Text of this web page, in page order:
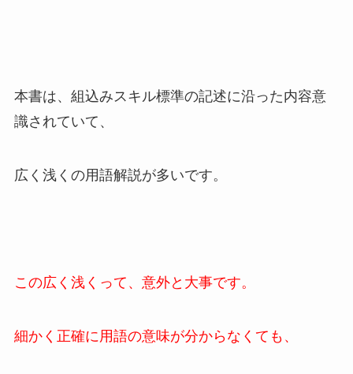
本書は、組込みスキル標準の記述に沿った内容意
識されていて、
広く浅くの用語解説が多いです。
この広く浅くって、意外と大事です。
細かく正確に用語の意味が分からなくても、